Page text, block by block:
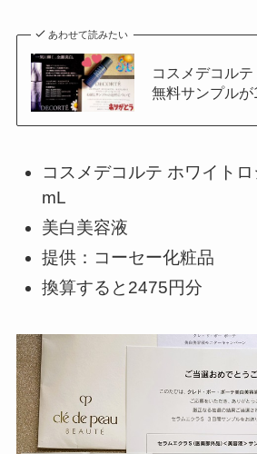
あわせて読みたい
コスメデコル
無料サンプル
コスメデコルテ ホワイト
mL
美白美容液
提供：コーセー化粧品
換算すると2475円分